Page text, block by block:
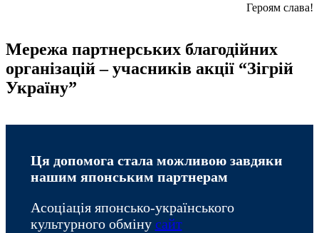
Героям слава!
Мережа партнерських благодійних
організацій – учасників акції “Зігрій
Україну”
Ця допомога стала можливою завдяки
нашим японським партнерам
Асоціація японсько-українського
культурного обміну сайт